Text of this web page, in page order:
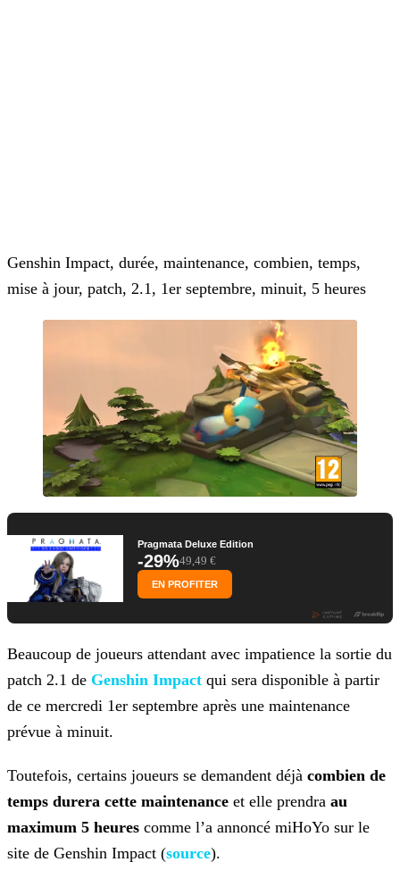
Genshin Impact, durée, maintenance, combien, temps,
mise à jour, patch, 2.1, 1er septembre, minuit, 5 heures
Pragmata Deluxe Edition
-29%49,49 €
EN PROFITER
Beaucoup de joueurs attendant avec impatience la sortie du
patch 2.1 de Genshin Impact qui sera disponible à partir
de ce mercredi 1er septembre après une maintenance
prévue à minuit.
Toutefois, certains joueurs se demandent déjà combien de
temps durera cette maintenance et elle prendra au
maximum 5 heures comme l’a annoncé miHoYo sur le
site de Genshin Impact (source).